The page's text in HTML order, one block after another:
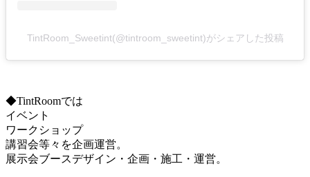
TintRoom_Sweetint(@tintroom_sweetint)がシェアした投稿
◆TintRoomでは
イベント
ワークショップ
講習会等々を企画運営。
展示会ブースデザイン・企画・施工・運営。